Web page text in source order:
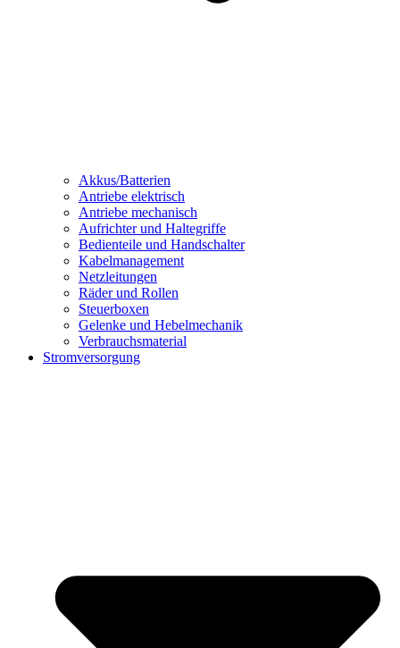
Akkus/Batterien
Antriebe elektrisch
Antriebe mechanisch
Aufrichter und Haltegriffe
Bedienteile und Handschalter
Kabelmanagement
Netzleitungen
Räder und Rollen
Steuerboxen
Gelenke und Hebelmechanik
Verbrauchsmaterial
Stromversorgung